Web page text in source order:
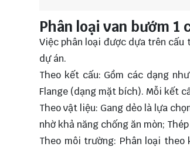
Phân loại van bướm 1
Việc phân loại được dựa trên
dự án.
Theo kết cấu: Gồm các dạng
Flange (dạng mặt bích). Mỗi kết
Theo vật liệu: Gang dẻo là lựa
nhờ khả năng chống ăn mòn;
Theo môi trường: Phân loại